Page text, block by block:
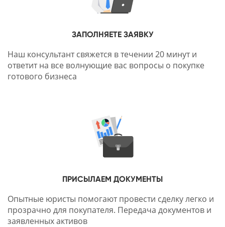
ЗАПОЛНЯЕТЕ ЗАЯВКУ
Наш консультант свяжется в течении 20 минут и
ответит на все волнующие вас вопросы о покупке
готового бизнеса
ПРИСЫЛАЕМ ДОКУМЕНТЫ
Опытные юристы помогают провести сделку легко и
прозрачно для покупателя. Передача документов и
заявленных активов